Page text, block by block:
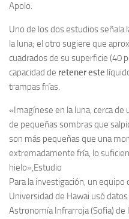
Apolo.
Uno de los dos estudios señala
la luna; el otro sugiere que
cuadrados de su superficie (40
capacidad de retener este
trampas frías.
«Imagínese en la luna, cerca
de pequeñas sombras que
son más pequeñas que una
extremadamente fría, lo
hielo»,Estudio
Para la investigación, un
Universidad de Hawai usó
Astronomía Infrarroja (Sofia) de